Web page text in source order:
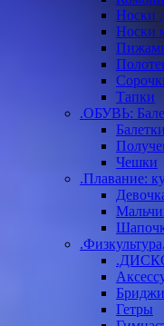
Носки
Носки
Тапки
.ОБУВЬ:
Балетки
Чешки
.Плавание:
Гетры